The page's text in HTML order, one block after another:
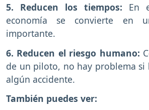
5. Reducen los tiempos: En
economía se convierte en
importante.
6. Reducen el riesgo humano:
de un piloto, no hay problema si
algún accidente.
También puedes ver: